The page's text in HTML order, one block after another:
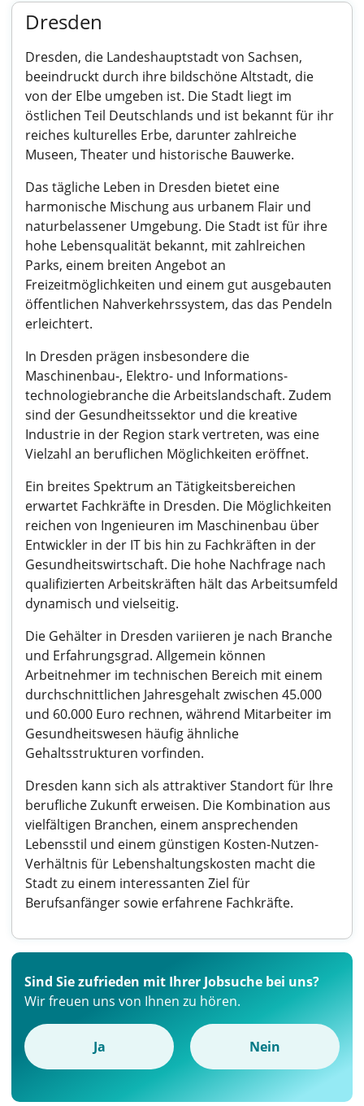
Dresden
Dresden, die Landeshauptstadt von Sachsen,
beeindruckt durch ihre bildschöne Altstadt, die
von der Elbe umgeben ist. Die Stadt liegt im
östlichen Teil Deutschlands und ist bekannt für ihr
reiches kulturelles Erbe, darunter zahlreiche
Museen, Theater und historische Bauwerke.
Das tägliche Leben in Dresden bietet eine
harmonische Mischung aus urbanem Flair und
naturbelassener Umgebung. Die Stadt ist für ihre
hohe Lebensqualität bekannt, mit zahlreichen
Parks, einem breiten Angebot an
Freizeitmöglichkeiten und einem gut ausgebauten
öffentlichen Nahverkehrssystem, das das Pendeln
erleichtert.
In Dresden prägen insbesondere die
Maschinenbau-, Elektro- und Informations-
technologiebranche die Arbeitslandschaft. Zudem
sind der Gesundheitssektor und die kreative
Industrie in der Region stark vertreten, was eine
Vielzahl an beruflichen Möglichkeiten eröffnet.
Ein breites Spektrum an Tätigkeitsbereichen
erwartet Fachkräfte in Dresden. Die Möglichkeiten
reichen von Ingenieuren im Maschinenbau über
Entwickler in der IT bis hin zu Fachkräften in der
Gesundheitswirtschaft. Die hohe Nachfrage nach
qualifizierten Arbeitskräften hält das Arbeitsumfeld
dynamisch und vielseitig.
Die Gehälter in Dresden variieren je nach Branche
und Erfahrungsgrad. Allgemein können
Arbeitnehmer im technischen Bereich mit einem
durchschnittlichen Jahresgehalt zwischen 45.000
und 60.000 Euro rechnen, während Mitarbeiter im
Gesundheitswesen häufig ähnliche
Gehaltsstrukturen vorfinden.
Dresden kann sich als attraktiver Standort für Ihre
berufliche Zukunft erweisen. Die Kombination aus
vielfältigen Branchen, einem ansprechenden
Lebensstil und einem günstigen Kosten-Nutzen-
Verhältnis für Lebenshaltungskosten macht die
Stadt zu einem interessanten Ziel für
Berufsanfänger sowie erfahrene Fachkräfte.
Sind Sie zufrieden mit Ihrer Jobsuche bei uns?
Wir freuen uns von Ihnen zu hören.
Ja Nein